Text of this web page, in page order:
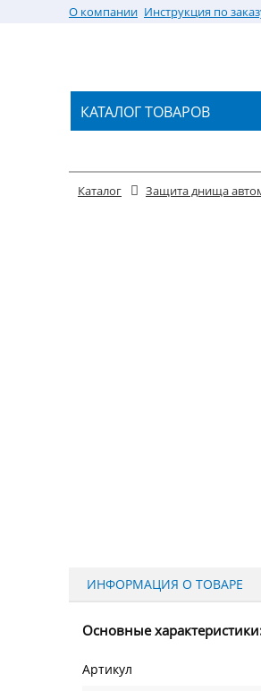
О компании Инструкция по
КАТАЛОГ ТОВАРОВ
Каталог Защита днища
ИНФОРМАЦИЯ О ТОВАРЕ
Основные
Артикул